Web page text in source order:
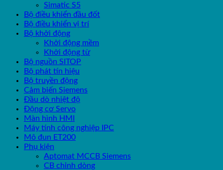
Simatic S5
Bộ điều khiển đầu đốt
Bộ điều khiển vị trí
Bộ khởi động
Khởi động mềm
Khởi động từ
Bộ nguồn SITOP
Bộ phát tín hiệu
Bộ truyền động
Cảm biến Siemens
Đầu dò nhiệt độ
Động cơ Servo
Màn hình HMI
Máy tính công nghiệp IPC
Mô đun ET200
Phụ kiện
Aptomat MCCB Siemens
CB chỉnh dòng